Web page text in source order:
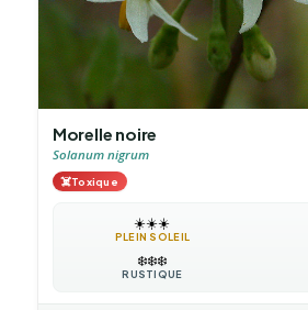
Morelle noire
Solanum nigrum
☠️Toxique
☀️☀️☀️
PLEIN SOLEIL
❄️❄️❄️
RUSTIQUE